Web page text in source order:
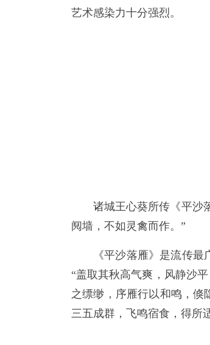
艺术感染力十分强烈。
诸城王心葵所传《平沙
阋墙，不如灵禽而作。”
《平沙落雁》是流传
“盖取其秋高气爽，风静沙
之缥缈，序雁行以和鸣，倏
三五成群，飞鸣宿食，得所